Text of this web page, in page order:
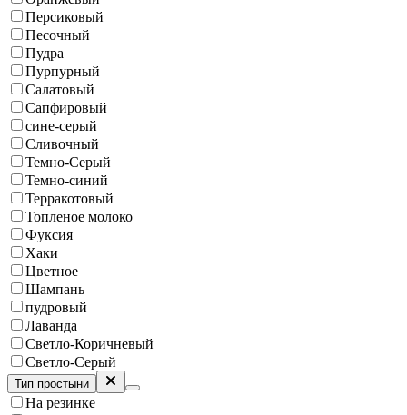
Персиковый
Песочный
Пудра
Пурпурный
Салатовый
Сапфировый
сине-серый
Сливочный
Темно-Серый
Темно-синий
Терракотовый
Топленое молоко
Фуксия
Хаки
Цветное
Шампань
пудровый
Лаванда
Светло-Коричневый
Светло-Серый
Тип простыни
На резинке